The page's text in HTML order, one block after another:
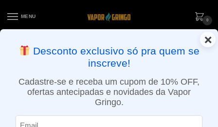
MENU
0
ENTREGA NO MESMO DIA EM SÃO PAULO (SEG A SEX): PEDIDOS
APROVADOS ATÉ 15:30 VIA MOTOBOY
5ml
×
Desconto exclusivo só pra quem se
inscreve!
Cadastre-se e receba um cupom de 10% OFF,
ofertas antecipadas e novidades da Vapor
Gringo.